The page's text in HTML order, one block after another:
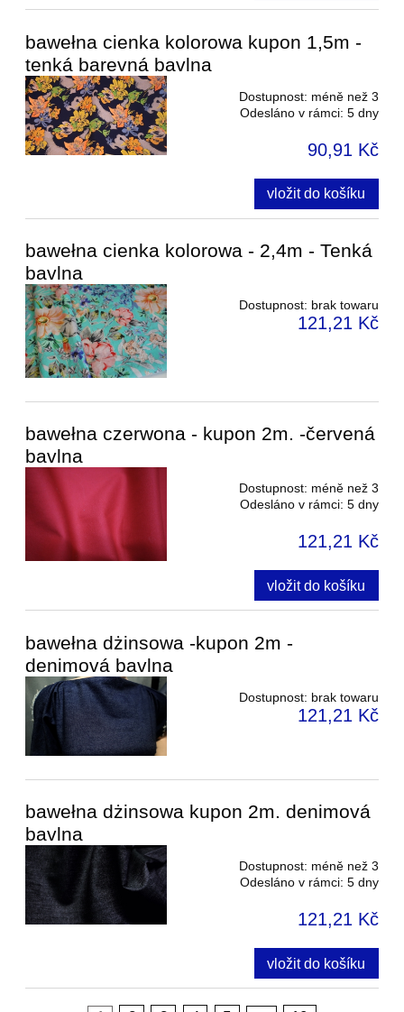
bawełna cienka kolorowa kupon 1,5m -
tenká barevná bavlna
Dostupnost: méně než 3
Odesláno v rámci: 5 dny
90,91 Kč
vložit do košíku
bawełna cienka kolorowa - 2,4m - Tenká
bavlna
Dostupnost: brak towaru
121,21 Kč
bawełna czerwona - kupon 2m. -červená
bavlna
Dostupnost: méně než 3
Odesláno v rámci: 5 dny
121,21 Kč
vložit do košíku
bawełna dżinsowa -kupon 2m -
denimová bavlna
Dostupnost: brak towaru
121,21 Kč
bawełna dżinsowa kupon 2m. denimová
bavlna
Dostupnost: méně než 3
Odesláno v rámci: 5 dny
121,21 Kč
vložit do košíku